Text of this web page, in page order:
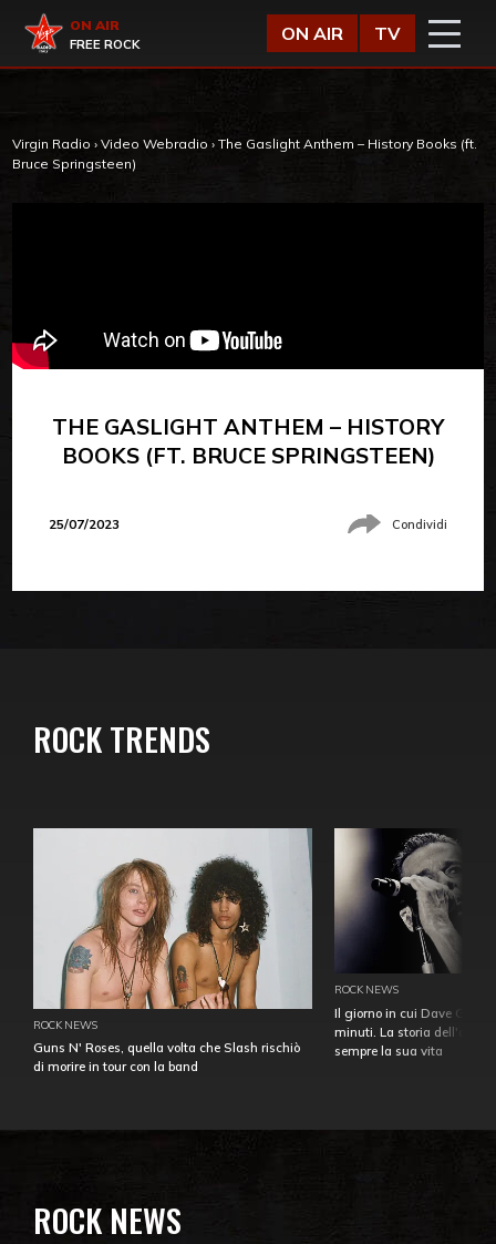
Virgin Radio
ON AIR
FREE ROCK
ON AIR TV
Virgin Radio › Video Webradio › The Gaslight Anthem – History Books (ft.
Bruce Springsteen)
THE GASLIGHT ANTHEM – HISTORY
BOOKS (FT. BRUCE SPRINGSTEEN)
25/07/2023 Condividi
ROCK TRENDS
ROCK NEWS
Guns N' Roses, quella volta che Slash rischiò
di morire in tour con la band
ROCK NEWS
Il giorno in cui Dave
minuti. La storia
sempre la sua vita
ROCK NEWS